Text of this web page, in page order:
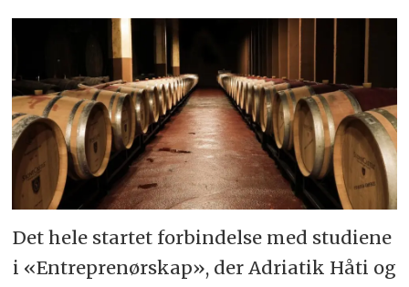
Det hele startet forbindelse med studiene
i «Entreprenørskap», der Adriatik Håti og